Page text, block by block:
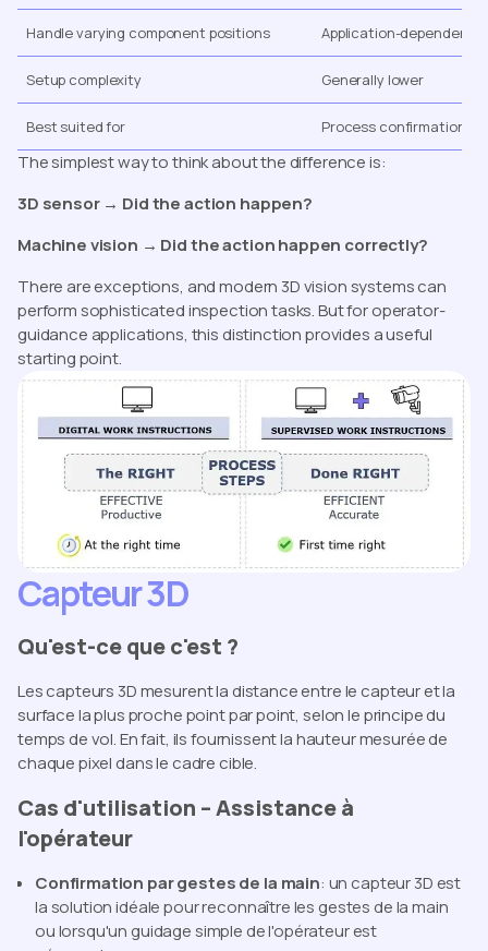
Handle varying component positions Application-dependent
Setup complexity Generally lower
Best suited for Process confirmation
The simplest way to think about the difference is:
3D sensor → Did the action happen?
Machine vision → Did the action happen correctly?
There are exceptions, and modern 3D vision systems can
perform sophisticated inspection tasks. But for operator-
guidance applications, this distinction provides a useful
starting point.
Capteur 3D
Qu'est-ce que c'est ?
Les capteurs 3D mesurent la distance entre le capteur et la
surface la plus proche point par point, selon le principe du
temps de vol. En fait, ils fournissent la hauteur mesurée de
chaque pixel dans le cadre cible.
Cas d'utilisation – Assistance à
l'opérateur
Confirmation par gestes de la main: un capteur 3D est
la solution idéale pour reconnaître les gestes de la main
ou lorsqu'un guidage simple de l'opérateur est